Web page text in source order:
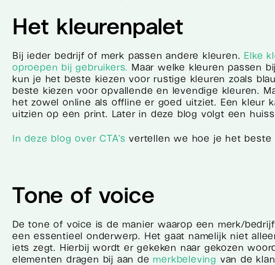
Het kleurenpalet
Bij ieder bedrijf of merk passen andere kleuren. Elke
oproepen bij gebruikers. Maar welke kleuren passen
kun je het beste kiezen voor rustige kleuren zoals
beste kiezen voor opvallende en levendige kleuren.
het zowel online als offline er goed uitziet. Een kleur
uitzien op een print. Later in deze blog volgt een
In deze blog over CTA’s vertellen we hoe je het beste
Tone of voice
De tone of voice is de manier waarop een merk/
een essentieel onderwerp. Het gaat namelijk niet
iets zegt. Hierbij wordt er gekeken naar gekozen
elementen dragen bij aan de merkbeleving van de